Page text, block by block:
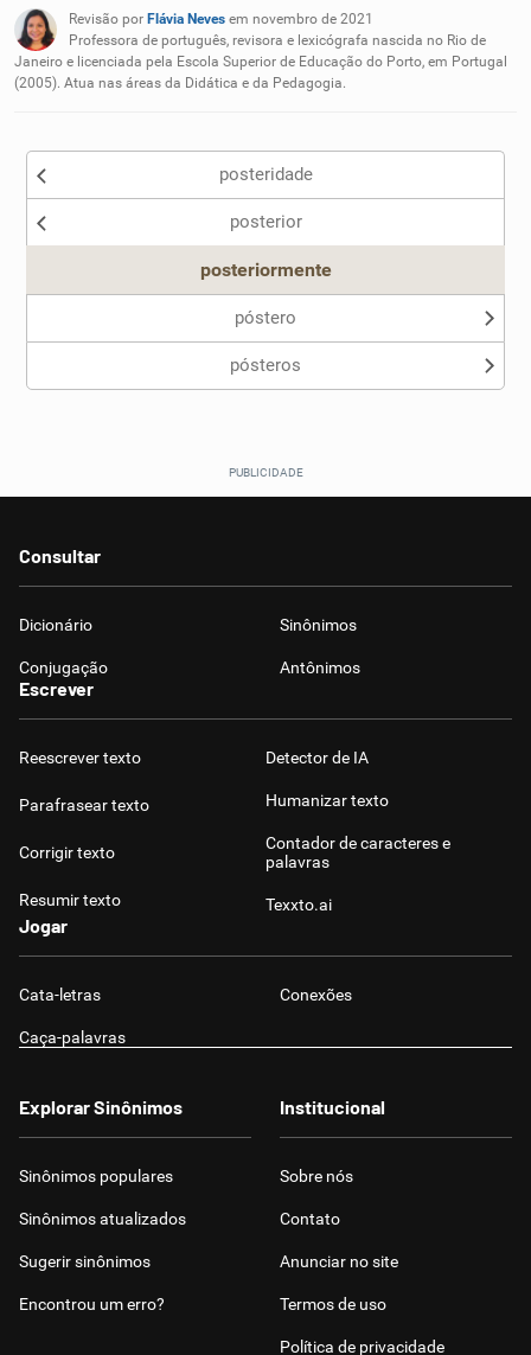
Nenhum dos sinônimos apresentados me ajudou
Outro
Revisão por Flávia Neves em novembro de 2021
Professora de português, revisora e lexicógrafa nascida no Rio de
Janeiro e licenciada pela Escola Superior de Educação do Porto, em Portugal
(2005). Atua nas áreas da Didática e da Pedagogia.
posteridade
posterior
posteriormente
póstero
pósteros
Consultar
Dicionário Sinônimos
Conjugação Antônimos
Escrever
Reescrever texto
Parafrasear texto
Corrigir texto
Resumir texto
Detector de IA
Humanizar texto
Contador de caracteres e
palavras
Texxto.ai
Jogar
Cata-letras Conexões
Caça-palavras
Explorar Sinônimos
Sinônimos populares
Sinônimos atualizados
Sugerir sinônimos
Encontrou um erro?
Institucional
Sobre nós
Contato
Anunciar no site
Termos de uso
Política de privacidade